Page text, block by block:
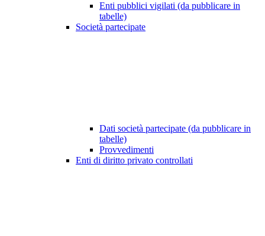
Enti pubblici vigilati (da pubblicare in
tabelle)
Società partecipate
Dati società partecipate (da pubblicare in
tabelle)
Provvedimenti
Enti di diritto privato controllati